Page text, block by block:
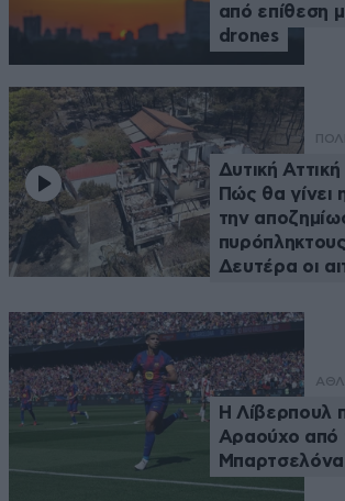
από επίθεση
drones
Δυτική
Πώς θα γίνει
την
Δευτέρα οι
Η Λίβερπουλ
Αραούχο από
Μπαρτσελόνα